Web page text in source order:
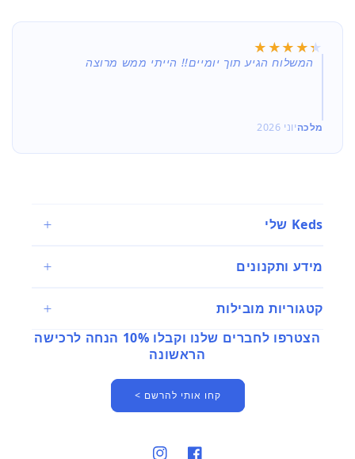
★★★★★
★★★★★
המשלוח הגיע תוך יומיים!! הייתי ממש מרוצה
מלכהיוני 2026
Keds שלי
מידע ותקנונים
קטגוריות מובילות
הצטרפו לחברים שלנו וקבלו 10% הנחה לרכישה
הראשונה
קחו אותי להרשם >